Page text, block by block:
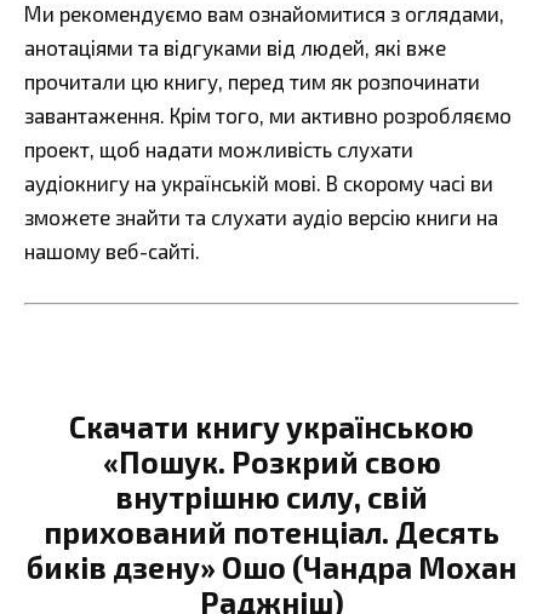
Ми рекомендуємо вам ознайомитися з оглядами,
анотаціями та відгуками від людей, які вже
прочитали цю книгу, перед тим як розпочинати
завантаження. Крім того, ми активно розробляємо
проект, щоб надати можливість слухати
аудіокнигу на українській мові. В скорому часі ви
зможете знайти та слухати аудіо версію книги на
нашому веб-сайті.
Скачати книгу українською
«Пошук. Розкрий свою
внутрішню силу, свій
прихований потенціал. Десять
биків дзену» Ошо (Чандра Мохан
Раджніш)